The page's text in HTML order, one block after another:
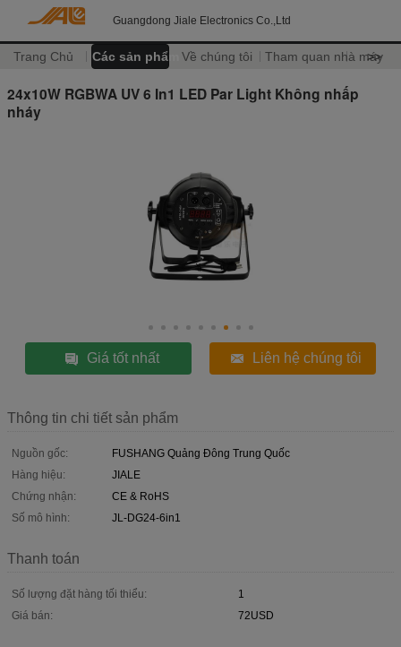
Guangdong Jiale Electronics Co.,Ltd
Trang Chủ Các sản phẩm Về chúng tôi Tham quan nhà máy
>>
24x10W RGBWA UV 6 In1 LED Par Light Không nhấp
nháy
Giá tốt nhất Liên hệ chúng tôi
Thông tin chi tiết sản phẩm
Nguồn gốc:
FUSHANG Quảng Đông Trung Quốc
Hàng hiệu:
JIALE
Chứng nhận:
CE & RoHS
Số mô hình:
JL-DG24-6in1
Thanh toán
Số lượng đặt hàng tối thiểu:
1
Giá bán:
72USD